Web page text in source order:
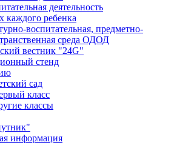
деятельность
каждого ребенка
воспитательная, предметно-
среда ОДОД
вестник "24G"
стенд
сад
класс
классы
информация